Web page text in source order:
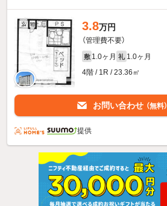
3.8万円
（管理費不要）
敷 1.0ヶ月 礼 1.0ヶ月
4階 / 1R / 23.36㎡
お問い合わせ （無料）
提供